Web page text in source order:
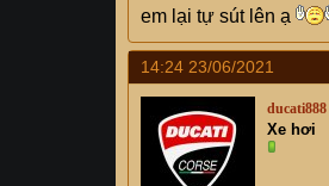
em lại tự sút lên ạ
14:24 23/06/2021
ducati888
Xe hơi